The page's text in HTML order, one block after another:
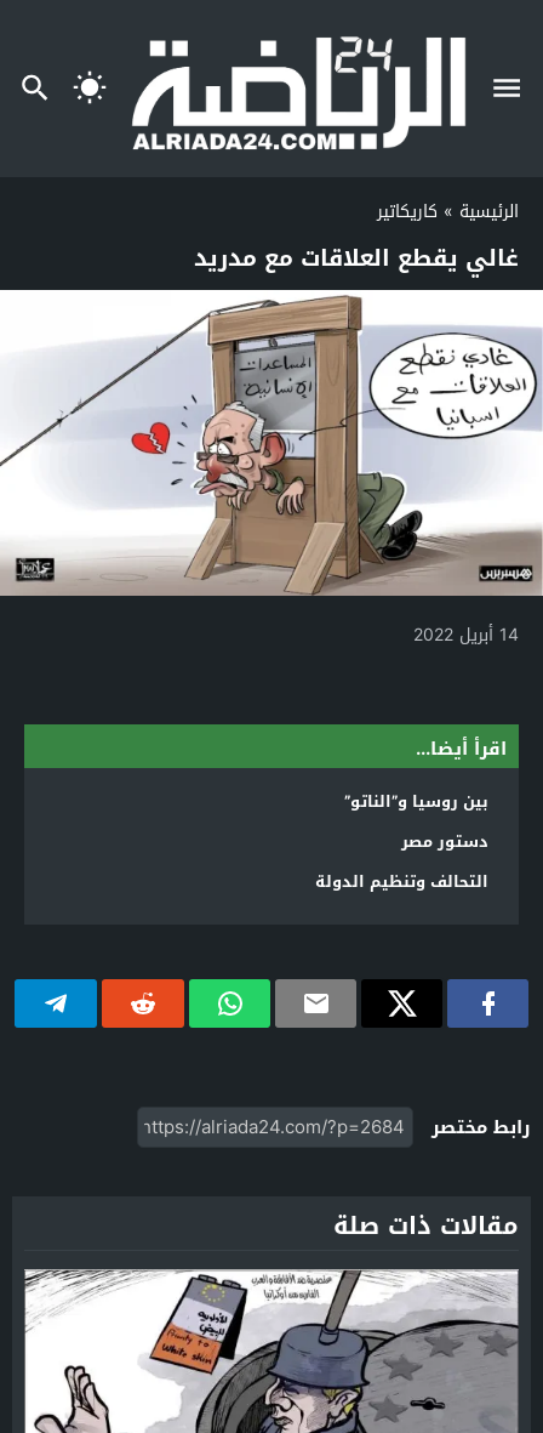
الرئيسية » كاريكاتير
غالي يقطع العلاقات مع مدريد
14 أبريل 2022
اقرأ أيضا...
بين روسيا و”الناتو”
دستور مصر
التحالف وتنظيم الدولة
رابط مختصر
مقالات ذات صلة